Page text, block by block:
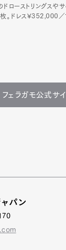
ドローストリングスや
。ドレス¥352,000／
フェラガモ公式サイ
ャパン